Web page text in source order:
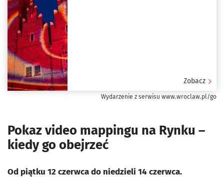
Zobacz
Wydarzenie z serwisu www.wroclaw.pl/go
Pokaz video mappingu na Rynku –
kiedy go obejrzeć
Od piątku 12 czerwca do niedzieli 14 czerwca.